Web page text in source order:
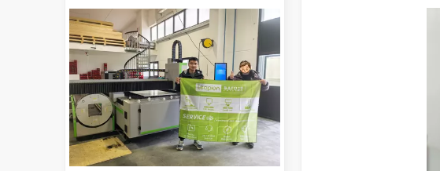
Como nossas máquinas de corte a laser estão capacitando a fabricação mexicana